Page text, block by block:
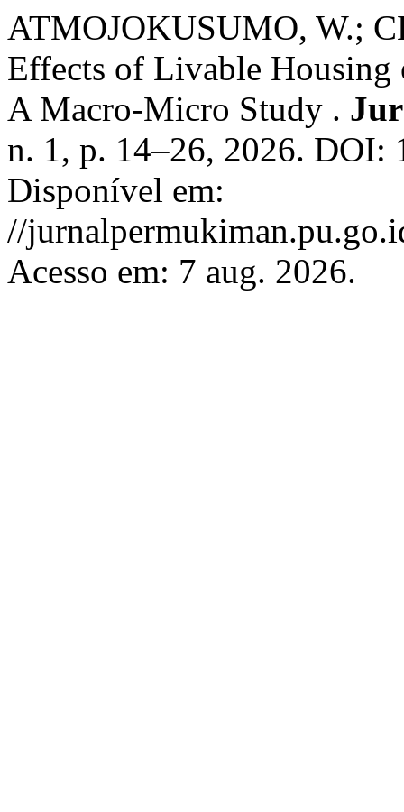
ATMOJOKUSUMO, W.;
Effects of Livable
A Macro-Micro Study .
n. 1, p. 14–26, 2026. DOI:
Disponível em:
//
Acesso em: 7 aug. 2026.